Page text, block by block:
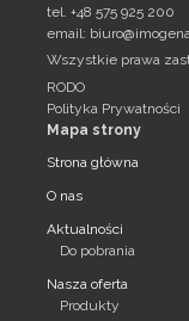
tel. +48 575 925 200
email:
Wszystkie prawa
RODO
Polityka Prywatności
Mapa strony
Strona główna
O nas
Aktualności
Do pobrania
Nasza oferta
Produkty